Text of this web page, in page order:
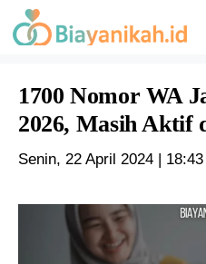
Langsung
ke
1700 Nomor WA
2026, Masih Aktif
Senin, 22 April 2024 |